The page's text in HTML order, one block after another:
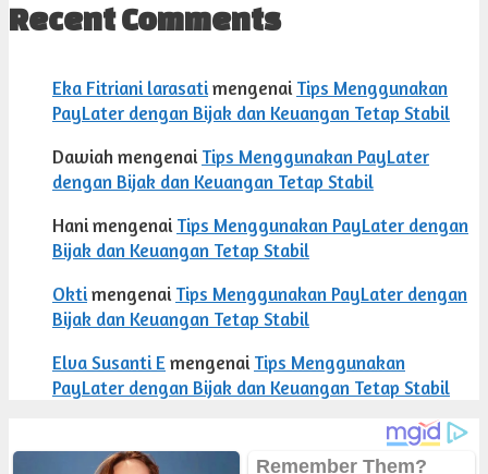
Recent Comments
Eka Fitriani larasatimengenai Tips Menggunakan
PayLater dengan Bijak dan Keuangan Tetap Stabil
Dawiah mengenai Tips Menggunakan PayLater
dengan Bijak dan Keuangan Tetap Stabil
Hanimengenai Tips Menggunakan PayLater dengan
Bijak dan Keuangan Tetap Stabil
Oktimengenai Tips Menggunakan PayLater dengan
Bijak dan Keuangan Tetap Stabil
Elva Susanti E mengenai Tips Menggunakan
PayLater dengan Bijak dan Keuangan Tetap Stabil